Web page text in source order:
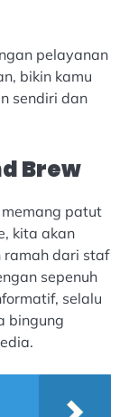
pelayanan
bikin kamu
sendiri dan
Brew
patut
kita akan
ramah dari staf
sepenuh
selalu
bingung